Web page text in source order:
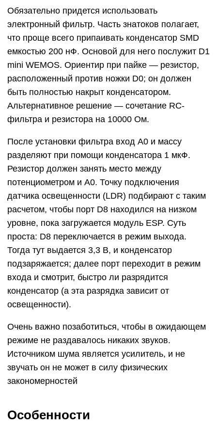
Обязательно придется использовать
электронный фильтр. Часть знатоков полагает,
что проще всего припаивать конденсатор SMD
емкостью 200 нФ. Основой для него послужит D1
mini WEMOS. Ориентир при пайке — резистор,
расположенный против ножки D0; он должен
быть полностью накрыт конденсатором.
Альтернативное решение — сочетание RC-
фильтра и резистора на 10000 Ом.
После установки фильтра вход A0 и массу
разделяют при помощи конденсатора 1 мкФ.
Резистор должен занять место между
потенциометром и A0. Точку подключения
датчика освещенности (LDR) подбирают с таким
расчетом, чтобы порт D8 находился на низком
уровне, пока загружается модуль ESP. Суть
проста: D8 переключается в режим выхода.
Тогда тут выдается 3,3 В, и конденсатор
подзаряжается; далее порт переходит в режим
входа и смотрит, быстро ли разрядится
конденсатор (а эта разрядка зависит от
освещенности).
Очень важно позаботиться, чтобы в ожидающем
режиме не раздавалось никаких звуков.
Источником шума является усилитель, и не
звучать он не может в силу физических
закономерностей
Особенности